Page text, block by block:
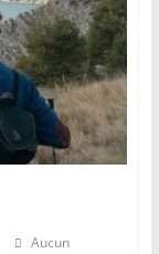
Aucun